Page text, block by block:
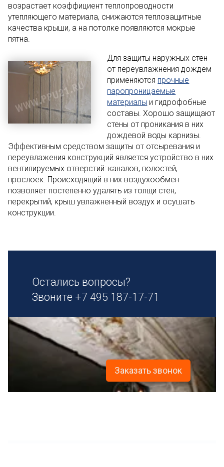
возрастает коэффициент теплопроводности
утепляющего материала, снижаются теплозащитные
качества крыши, а на потолке появляются мокрые
пятна.
Для защиты наружных стен
от переувлажнения дождем
применяются прочные
паропроницаемые
материалы и гидрофобные
составы. Хорошо защищают
стены от проникания в них
дождевой воды карнизы.
Эффективным средством защиты от отсыревания и
переувлажения конструкций является устройство в них
вентилируемых отверстий: каналов, полостей,
прослоек. Происходящий в них воздухообмен
позволяет постепенно удалять из толщи стен,
перекрытий, крыш увлажненный воздух и осушать
конструкции.
Остались вопросы?
Звоните +7 495 187-17-71
Заказать звонок